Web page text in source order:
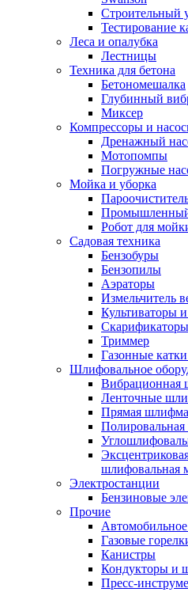
Строительный
Тестирование
Леса и опалубка
Лестницы
Техника для бетона
Бетономешалка
Глубинный
Миксер
Компрессоры и
Дренажный
Мотопомпы
Погружные
Мойка и уборка
Робот для
Садовая техника
Бензобуры
Бензопилы
Аэраторы
Измельчитель
Культиваторы
Скарификаторы
Триммер
Газонные
Шлифовальное
Вибрационная
Ленточные
Прямая
шлифовальная
Электростанции
Бензиновые
Прочие
Автомобильное
Газовые
Канистры
Кондукторы и
Пресс-